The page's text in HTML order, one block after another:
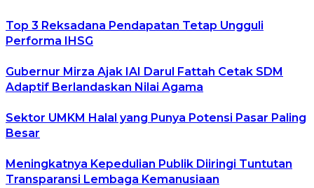
Top 3 Reksadana Pendapatan Tetap Ungguli
Performa IHSG
Gubernur Mirza Ajak IAI Darul Fattah Cetak SDM
Adaptif Berlandaskan Nilai Agama
Sektor UMKM Halal yang Punya Potensi Pasar Paling
Besar
Meningkatnya Kepedulian Publik Diiringi Tuntutan
Transparansi Lembaga Kemanusiaan